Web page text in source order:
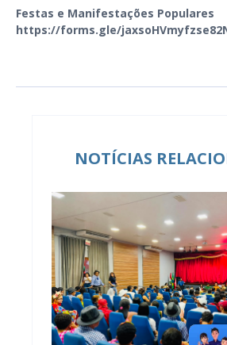
Festas e Manifestações Populares
https://forms.gle/
NOTÍCIAS